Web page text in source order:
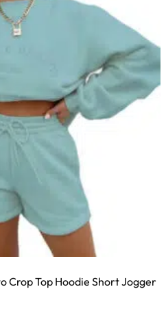
Crop Top Hoodie Short Jogger